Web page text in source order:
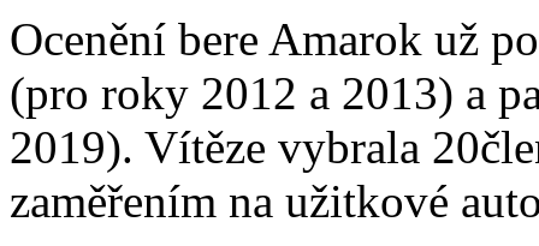
Ocenění bere Amarok už
(pro roky 2012 a 2013) a
2019). Vítěze vybrala
zaměřením na užitkové